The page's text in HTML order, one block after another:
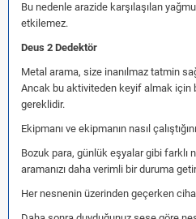
Bu nedenle arazide karşılaşılan
etkilemez.
Deus 2 Dedektör
Metal arama, size inanılmaz tatmin
Ancak bu aktiviteden keyif almak için
gereklidir.
Ekipmanı ve ekipmanın nasıl
Bozuk para, günlük eşyalar gibi farklı
aramanızı daha verimli bir duruma
Her nesnenin üzerinden geçerken